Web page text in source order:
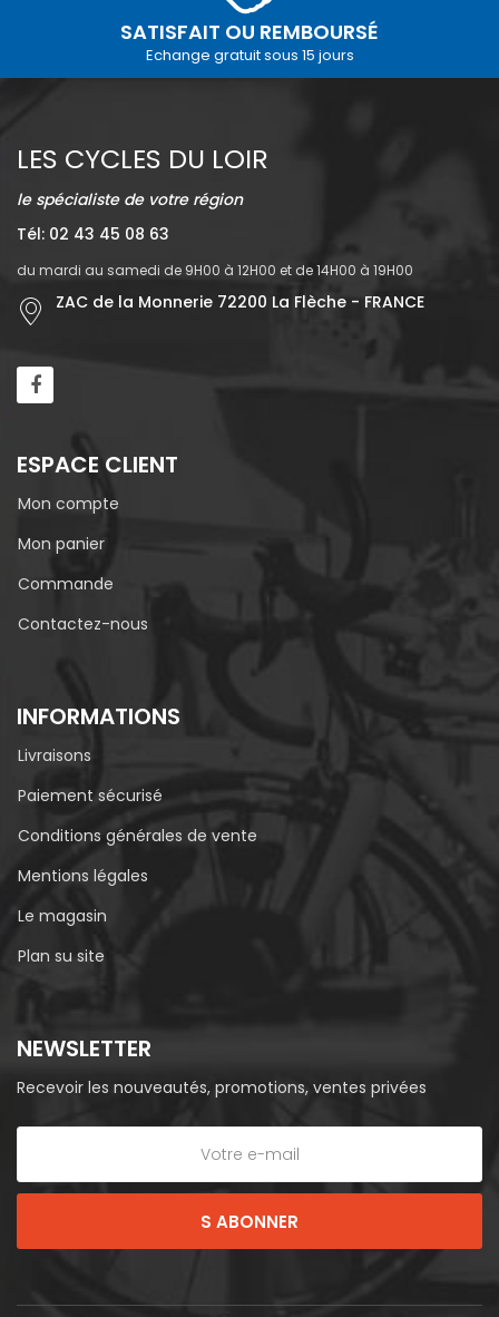
SATISFAIT OU REMBOURSÉ
Echange gratuit sous 15 jours
LES CYCLES DU LOIR
le spécialiste de votre région
Tél: 02 43 45 08 63
du mardi au samedi de 9H00 à 12H00 et de 14H00 à 19H00
ZAC de la Monnerie 72200 La Flèche - FRANCE
ESPACE CLIENT
Mon compte
Mon panier
Commande
Contactez-nous
INFORMATIONS
Livraisons
Paiement sécurisé
Conditions générales de vente
Mentions légales
Le magasin
Plan su site
NEWSLETTER
Recevoir les nouveautés, promotions, ventes privées
S ABONNER